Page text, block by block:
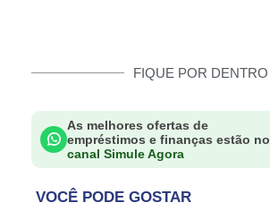
FIQUE POR DENTRO
As melhores ofertas de
empréstimos e finanças estão no
canal Simule Agora